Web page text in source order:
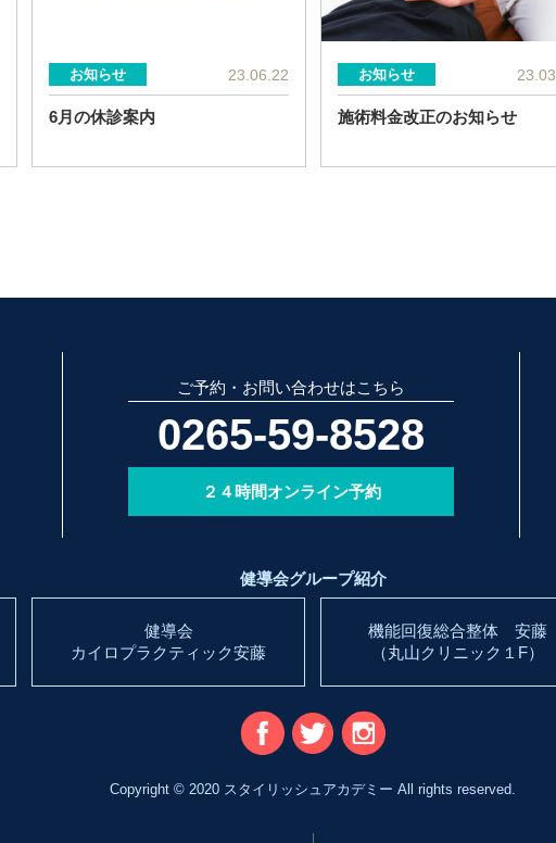
お知らせ 23.06.22
6月の休診案内
お知らせ
施術料金改正のお知らせ
ご予約・お問い合わせはこちら
0265-59-8528
２４時間オンライン予約
健導会グループ紹介
健導会
カイロプラクティック安藤
機能回復総合整体 安藤
（丸山クリニック１F）
Copyright © 2020 スタイリッシュアカデミー All rights reserved.